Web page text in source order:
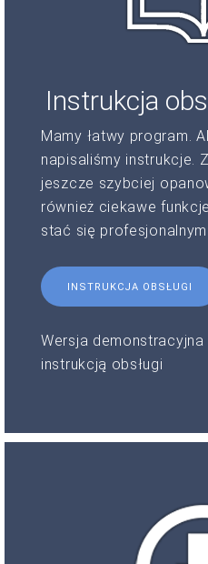
Instrukcja
Mamy łatwy program.
napisaliśmy instrukcje.
jeszcze szybciej
również ciekawe
stać się
INSTRUKCJA OBSŁUGI
Wersja
instrukcją obsługi